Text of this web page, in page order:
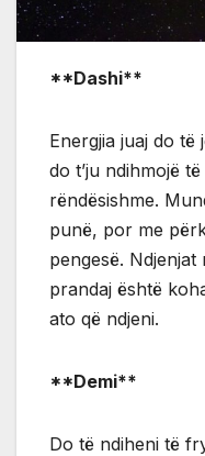
**Dashi**
Energjia juaj do të
do t’ju ndihmojë
rëndësishme.
punë, por me
pengesë.
prandaj është
ato që ndjeni.
**Demi**
Do të ndiheni të